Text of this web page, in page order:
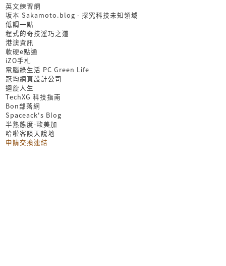
英文練習網
坂本 Sakamoto.blog - 探究科技未知領域
低調一點
程式的奇技淫巧之道
港澳資訊
軟硬e點通
iZO手札
電腦綠生活 PC Green Life
冠均網頁設計公司
迴旋人生
TechXG 科技指南
Bon部落網
Spaceack's Blog
半熟態度-歐美加
哈啦客談天說地
申請交換連結